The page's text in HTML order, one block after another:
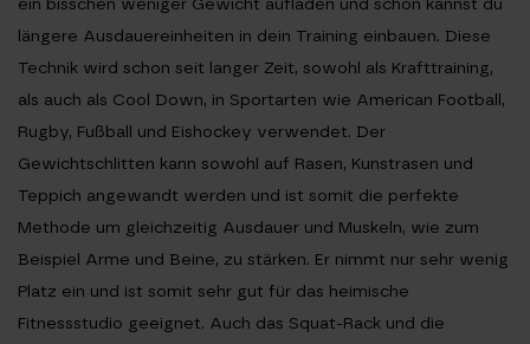
ein bisschen weniger Gewicht aufladen und schon kannst du
längere Ausdauereinheiten in dein Training einbauen. Diese
Technik wird schon seit langer Zeit, sowohl als Krafttraining,
als auch als Cool Down, in Sportarten wie American Football,
Rugby, Fußball und Eishockey verwendet. Der
Gewichtschlitten kann sowohl auf Rasen, Kunstrasen und
Teppich angewandt werden und ist somit die perfekte
Methode um gleichzeitig Ausdauer und Muskeln, wie zum
Beispiel Arme und Beine, zu stärken. Er nimmt nur sehr wenig
Platz ein und ist somit sehr gut für das heimische
Fitnessstudio geeignet. Auch das Squat-Rack und die